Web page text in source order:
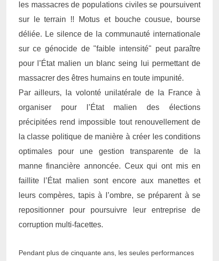
les massacres de populations civiles se poursuivent
sur le terrain !! Motus et bouche cousue, bourse
déliée. Le silence de la communauté internationale
sur ce génocide de "faible intensité" peut paraître
pour l’État malien un blanc seing lui permettant de
massacrer des êtres humains en toute impunité.
Par ailleurs, la volonté unilatérale de la France à
organiser pour l’État malien des élections
précipitées rend impossible tout renouvellement de
la classe politique de manière à créer les conditions
optimales pour une gestion transparente de la
manne financière annoncée. Ceux qui ont mis en
faillite l’État malien sont encore aux manettes et
leurs compères, tapis à l’ombre, se préparent à se
repositionner pour poursuivre leur entreprise de
corruption multi-facettes.
Pendant plus de cinquante ans, les seules performances